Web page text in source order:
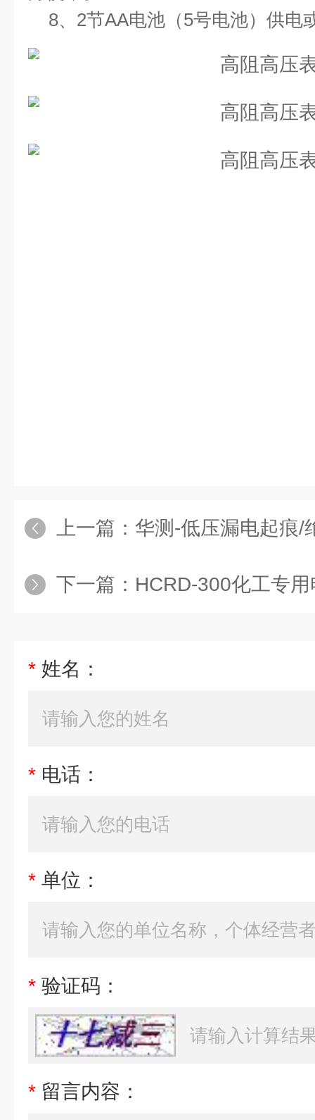
8、 2节AA电池（5号电池）供电
上一篇： 华测-低压漏电起痕/绝
下一篇： HCRD-300化工专用电弱点
* 姓名：
* 电话：
* 单位：
* 验证码：
* 留言内容：